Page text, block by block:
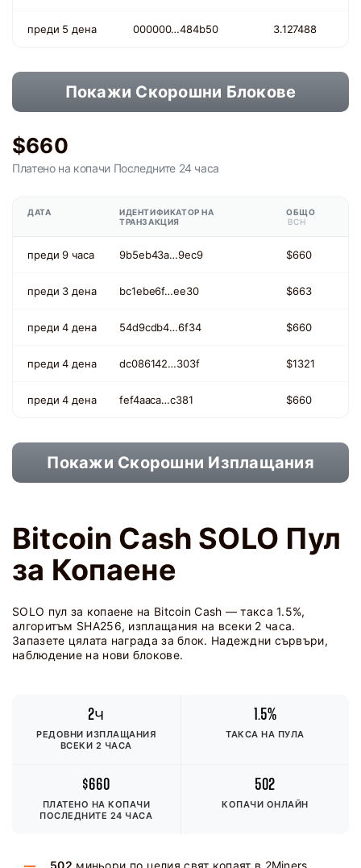
преди 5 дена 000000…484b50 3.127488
Покажи Скорошни Блокове
$660
Платено на копачи Последните 24 часа
ДАТА
ИДЕНТИФИКАТОР НА
ТРАНЗАКЦИЯ
ОБЩО
BCH
преди 9 часа 9b5eb43a…9ec9 $660
преди 3 дена bc1ebe6f…ee30 $663
преди 4 дена 54d9cdb4…6f34 $660
преди 4 дена dc086142…303f $1321
преди 4 дена fef4aaca…c381 $660
Покажи Скорошни Изплащания
Bitcoin Cash SOLO Пул
за Копаене
SOLO пул за копаене на Bitcoin Cash — такса 1.5%,
алгоритъм SHA256, изплащания на всеки 2 часа.
Запазете цялата награда за блок. Надеждни сървъри,
наблюдение на нови блокове.
2ч
РЕДОВНИ ИЗПЛАЩАНИЯ
ВСЕКИ 2 ЧАСА
1.5%
ТАКСА НА ПУЛА
$660
ПЛАТЕНО НА КОПАЧИ
ПОСЛЕДНИТЕ 24 ЧАСА
502
КОПАЧИ ОНЛАЙН
502 миньори по целия свят копаят в 2Miners